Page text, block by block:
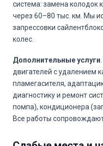
система: замена колодок
через 60–80 тыс. км. Мы
запрессовки
колес.
Дополнительные услуги
двигателей с удалением
пламегасителя,
диагностику и ремонт
помпа), кондиционера
Все работы